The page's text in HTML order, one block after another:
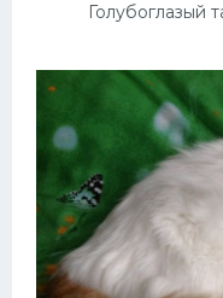
Голубоглазый